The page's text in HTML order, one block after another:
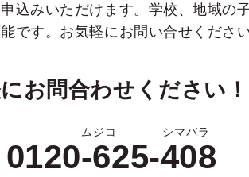
込みいただけます。学校、地域の
です。お気軽にお問い合せくださ
お問合わせください！
0120-625-408